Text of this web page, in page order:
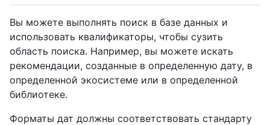
Вы можете выполнять поиск в базе данных и
использовать квалификаторы, чтобы сузить
область поиска. Например, вы можете искать
рекомендации, созданные в определенную дату, в
определенной экосистеме или в определенной
библиотеке.
Форматы дат должны соответствовать стандарту